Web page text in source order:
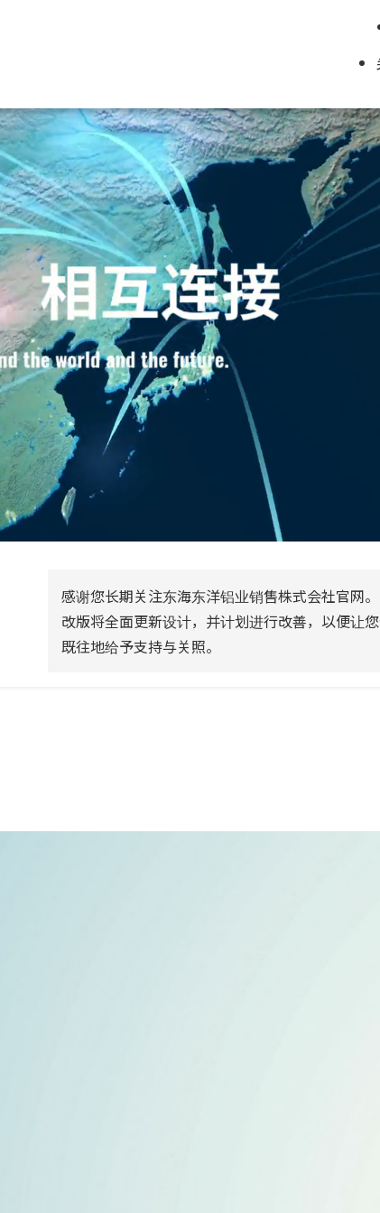
日本語 English
经营方针
按业务浏览
感谢您长期关注东海东洋铝业销售株式会社官网
改版将全面更新设计，并计划进行改善，以便让
既往地给予支持与关照。